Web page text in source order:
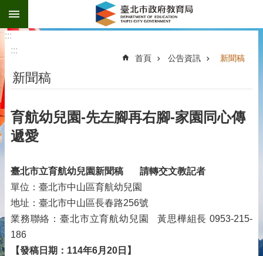
跳到主要內容區塊
:::
:::
首頁 公告資訊 新聞稿
新聞稿
育航幼兒園-先左腳再右腳-家園同心傳
遞愛
臺北市立育航幼兒園新聞稿
請轉交文教記者
單位：臺北市中山區育航幼兒園
地址：臺北市中山區長春路256號
業務聯絡：臺北市立育航幼兒園 黃思樺組長 0953-215-
186
【發稿日期：114年6月20日】